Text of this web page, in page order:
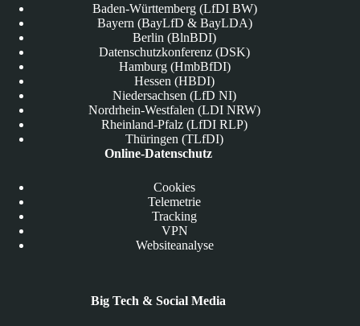
Baden-Württemberg (LfDI BW)
Bayern (BayLfD & BayLDA)
Berlin (BlnBDI)
Datenschutzkonferenz (DSK)
Hamburg (HmbBfDI)
Hessen (HBDI)
Niedersachsen (LfD NI)
Nordrhein-Westfalen (LDI NRW)
Rheinland-Pfalz (LfDI RLP)
Thüringen (TLfDI)
Online-Datenschutz
Cookies
Telemetrie
Tracking
VPN
Websiteanalyse
Big Tech & Social Media